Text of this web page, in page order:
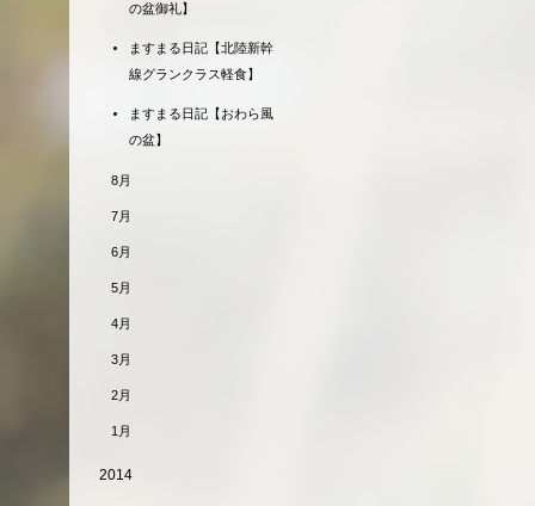
の盆御礼】
ますまる日記【北陸新幹
線グランクラス軽食】
ますまる日記【おわら風
の盆】
8月
7月
6月
5月
4月
3月
2月
1月
2014